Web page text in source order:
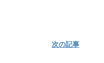
次の記事